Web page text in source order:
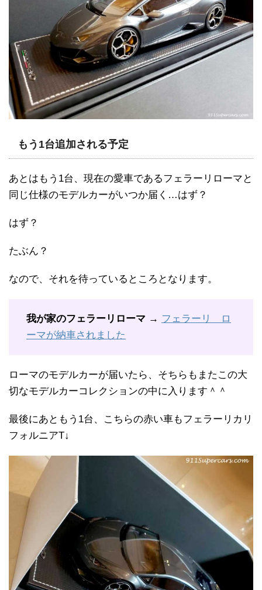
もう1台追加される予定
あとはもう1台、現在の愛車であるフェラーリローマと
同じ仕様のモデルカーがいつか届く…はず？
はず？
たぶん？
なので、それを待っているところとなります。
我が家のフェラーリローマ → フェラーリ ロ
ーマが納車されました
ローマのモデルカーが届いたら、そちらもまたこの大
切なモデルカーコレクションの中に入ります＾＾
最後にあともう1台、こちらの赤い車もフェラーリカリ
フォルニアT↓